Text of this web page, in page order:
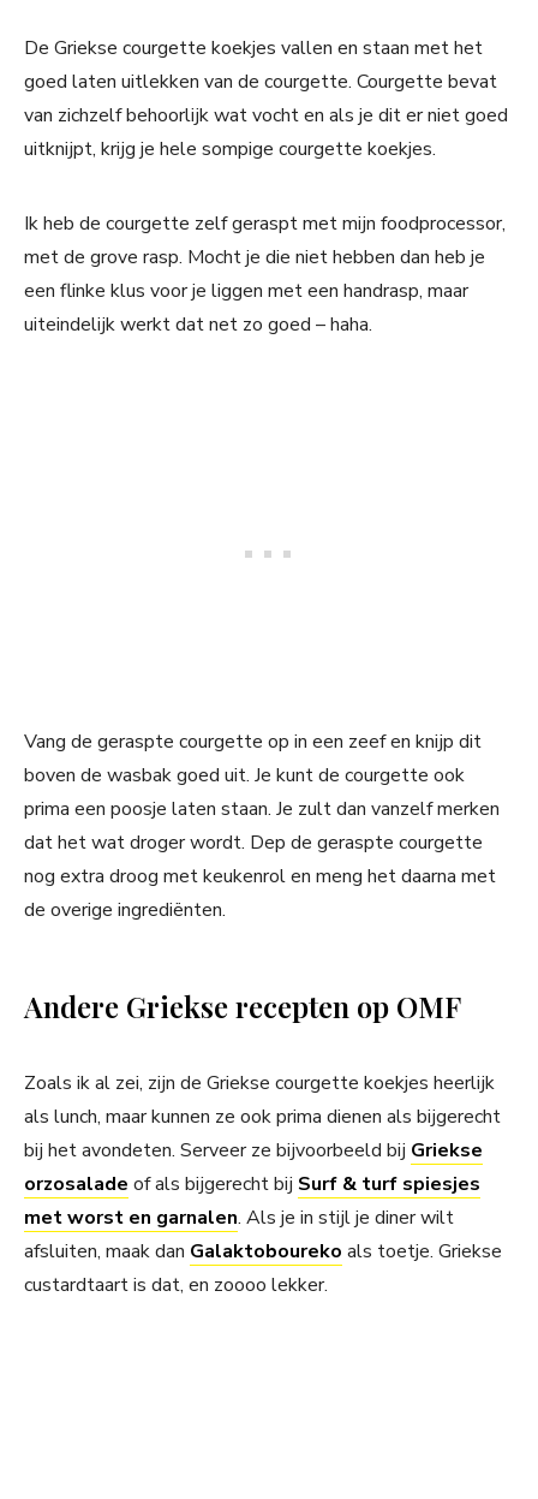
De Griekse courgette koekjes vallen en staan met het
goed laten uitlekken van de courgette. Courgette bevat
van zichzelf behoorlijk wat vocht en als je dit er niet goed
uitknijpt, krijg je hele sompige courgette koekjes.
Ik heb de courgette zelf geraspt met mijn foodprocessor,
met de grove rasp. Mocht je die niet hebben dan heb je
een flinke klus voor je liggen met een handrasp, maar
uiteindelijk werkt dat net zo goed – haha.
Vang de geraspte courgette op in een zeef en knijp dit
boven de wasbak goed uit. Je kunt de courgette ook
prima een poosje laten staan. Je zult dan vanzelf merken
dat het wat droger wordt. Dep de geraspte courgette
nog extra droog met keukenrol en meng het daarna met
de overige ingrediënten.
Andere Griekse recepten op OMF
Zoals ik al zei, zijn de Griekse courgette koekjes heerlijk
als lunch, maar kunnen ze ook prima dienen als bijgerecht
bij het avondeten. Serveer ze bijvoorbeeld bij Griekse
orzosalade of als bijgerecht bij Surf & turf spiesjes
met worst en garnalen. Als je in stijl je diner wilt
afsluiten, maak dan Galaktoboureko als toetje. Griekse
custardtaart is dat, en zoooo lekker.